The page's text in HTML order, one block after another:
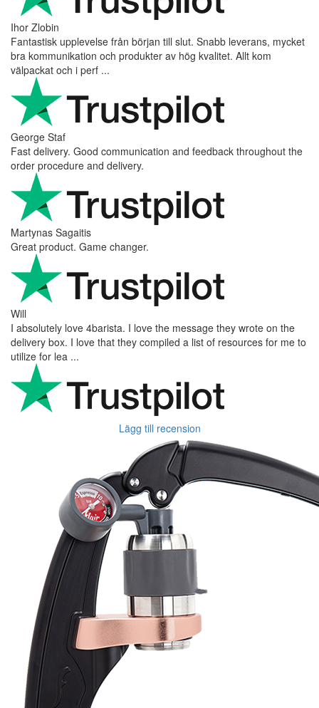
Ihor Zlobin
Fantastisk upplevelse från början till slut. Snabb leverans, mycket
bra kommunikation och produkter av hög kvalitet. Allt kom
välpackat och i perf ...
George Staf
Fast delivery. Good communication and feedback throughout the
order procedure and delivery.
Martynas Sagaitis
Great product. Game changer.
Will
I absolutely love 4barista. I love the message they wrote on the
delivery box. I love that they compiled a list of resources for me to
utilize for lea ...
Lägg till recension